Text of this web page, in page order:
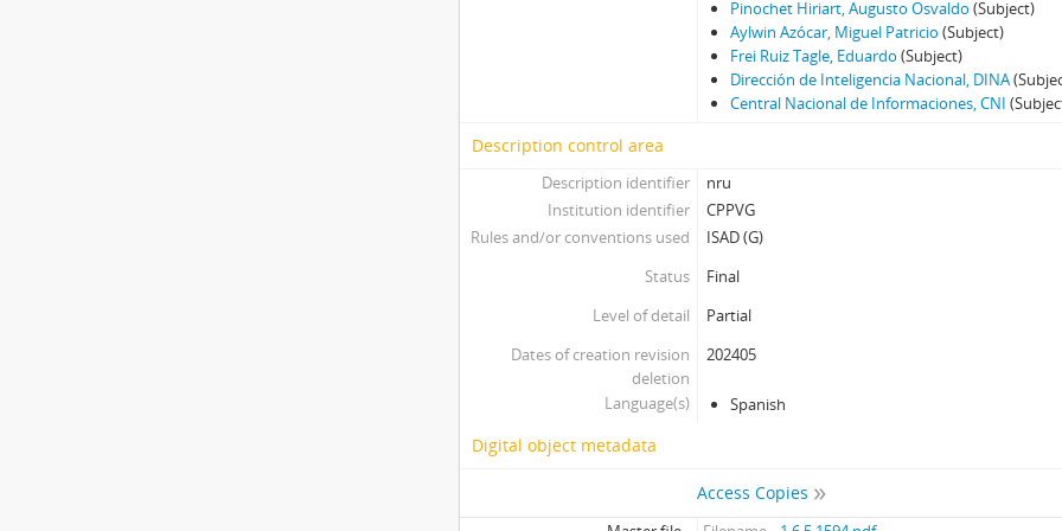
Pinochet Hiriart, Augusto Osvaldo (Subject)
Aylwin Azócar, Miguel Patricio (Subject)
Frei Ruiz Tagle, Eduardo (Subject)
Dirección de Inteligencia Nacional, DINA
Central Nacional de Informaciones, CNI
Description control area
Description identifier
nru
Institution identifier
CPPVG
Rules and/or conventions used
ISAD (G)
Status
Final
Level of detail
Partial
Dates of creation revision
deletion
202405
Language(s) Spanish
Digital object metadata
Access Copies